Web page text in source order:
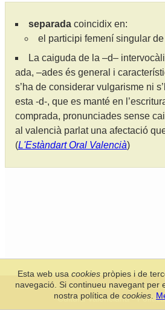
separada coincidix en:
el participi femení singular de
La caiguda de la –d–
ada, –ades és general i
s’ha de considerar vulgarisme ni
esta -d-, que es manté en
comprada, pronunciades sense
al valencià parlat una afectació
(L'Estàndart Oral Valencià)
Secció de Llengua i Lliteratura
Cultura Valenciana-
Esta web usacookies pròpies i de
navegació. Si continueu navegant per
nostra política de cookies